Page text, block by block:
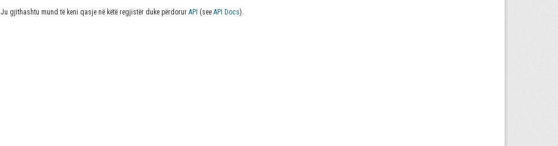
Ju gjithashtu mund të keni qasje në këtë regjistër duke përdorur API (see API Docs).